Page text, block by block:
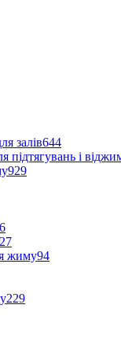
залів644
підтягувань і
929
27
жиму94
229